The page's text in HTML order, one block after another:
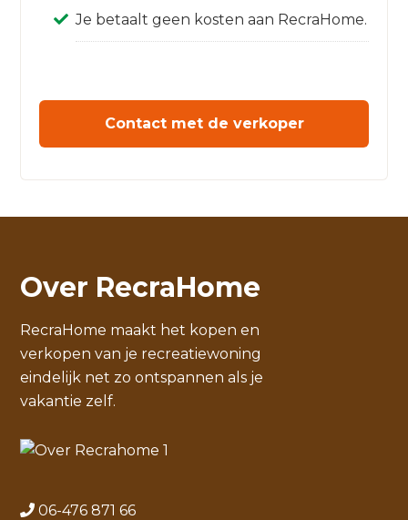
Je betaalt geen kosten aan RecraHome.
Contact met de verkoper
Over RecraHome
RecraHome maakt het kopen en
verkopen van je recreatiewoning
eindelijk net zo ontspannen als je
vakantie zelf.
06-476 871 66